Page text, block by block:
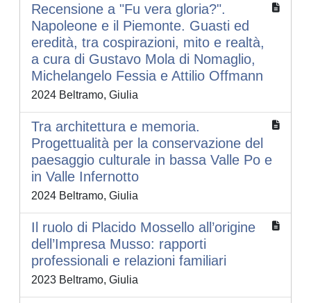
Recensione a "Fu vera gloria?".
Napoleone e il Piemonte. Guasti ed
eredità, tra cospirazioni, mito e realtà,
a cura di Gustavo Mola di Nomaglio,
Michelangelo Fessia e Attilio Offmann
2024 Beltramo, Giulia
Tra architettura e memoria.
Progettualità per la conservazione del
paesaggio culturale in bassa Valle Po e
in Valle Infernotto
2024 Beltramo, Giulia
Il ruolo di Placido Mossello all’origine
dell’Impresa Musso: rapporti
professionali e relazioni familiari
2023 Beltramo, Giulia